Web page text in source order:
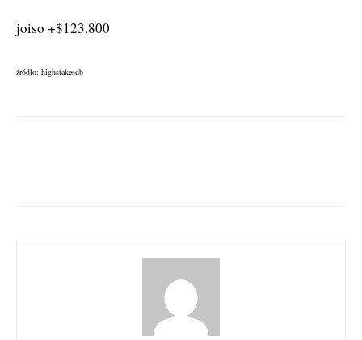
joiso +$123.800
źródło: highstakesdb